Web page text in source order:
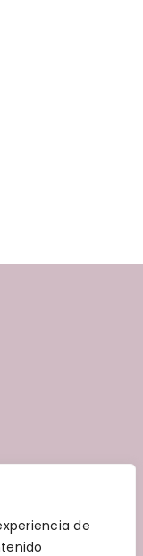
de
Legal|Política de
de accesibilidad